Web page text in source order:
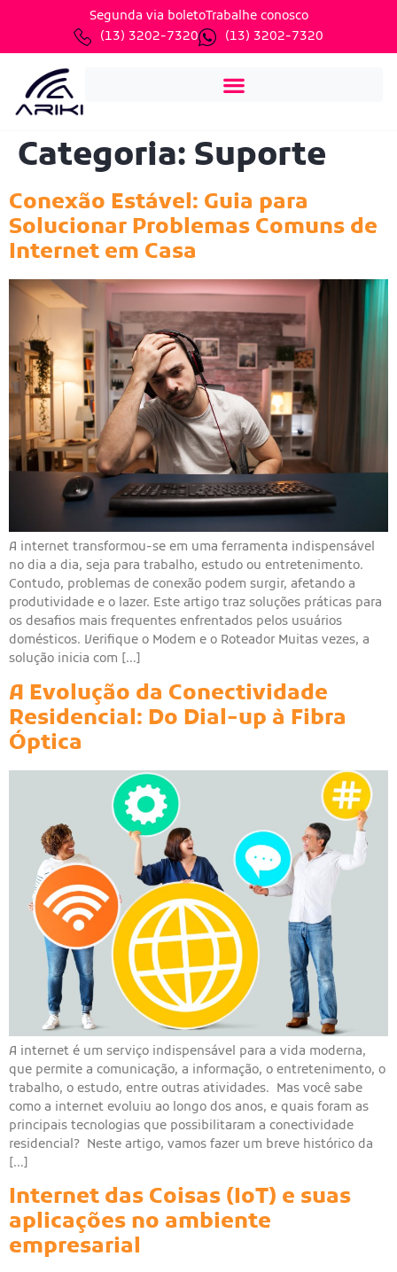
Segunda via boletoTrabalhe conosco
(13) 3202-7320
(13) 3202-7320
Categoria: Suporte
Conexão Estável: Guia para
Solucionar Problemas Comuns de
Internet em Casa
A internet transformou-se em uma ferramenta indispensável
no dia a dia, seja para trabalho, estudo ou entretenimento.
Contudo, problemas de conexão podem surgir, afetando a
produtividade e o lazer. Este artigo traz soluções práticas para
os desafios mais frequentes enfrentados pelos usuários
domésticos. Verifique o Modem e o Roteador Muitas vezes, a
solução inicia com […]
A Evolução da Conectividade
Residencial: Do Dial-up à Fibra
Óptica
A internet é um serviço indispensável para a vida moderna,
que permite a comunicação, a informação, o entretenimento, o
trabalho, o estudo, entre outras atividades. Mas você sabe
como a internet evoluiu ao longo dos anos, e quais foram as
principais tecnologias que possibilitaram a conectividade
residencial? Neste artigo, vamos fazer um breve histórico da
[…]
Internet das Coisas (IoT) e suas
aplicações no ambiente
empresarial